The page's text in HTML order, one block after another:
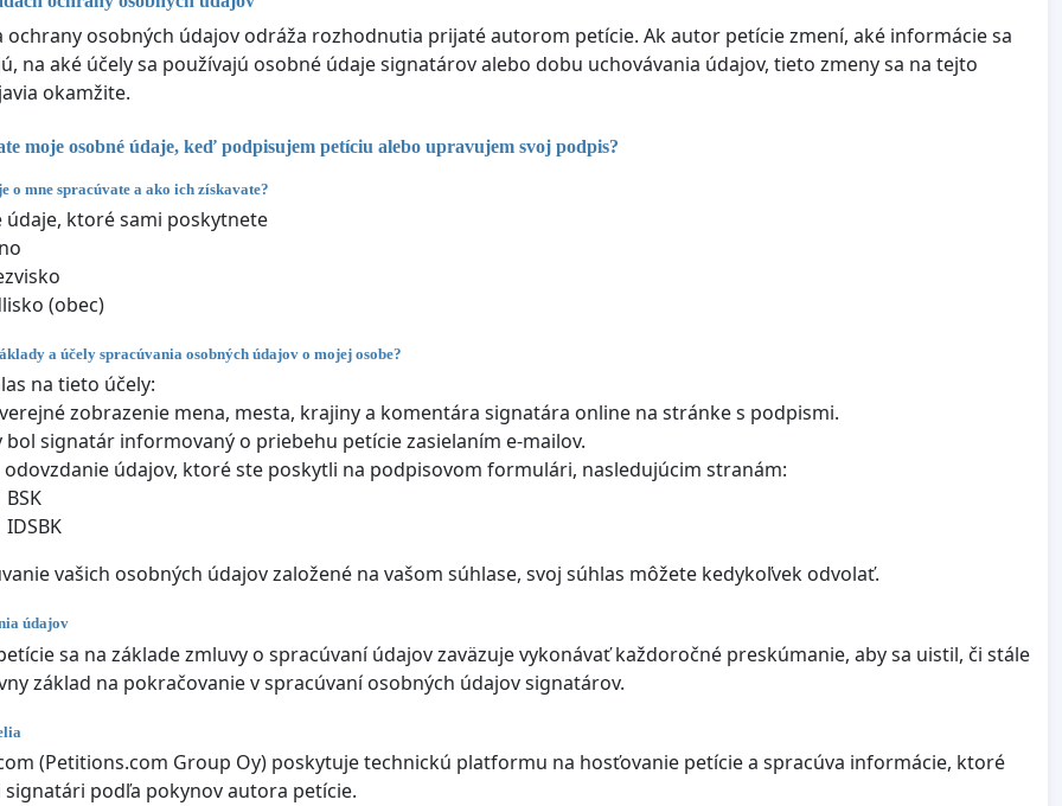
ochrany osobných údajov odráža rozhodnutia prijaté autorom petície. Ak autor petície zmení, aké informácie sa
na aké účely sa používajú osobné údaje signatárov alebo dobu uchovávania údajov, tieto zmeny sa na tejto
okamžite.
moje osobné údaje, keď podpisujem petíciu alebo upravujem svoj podpis?
o mne spracúvate a ako ich získavate?
údaje, ktoré sami poskytnete
(obec)
a účely spracúvania osobných údajov o mojej osobe?
na tieto účely:
zobrazenie mena, mesta, krajiny a komentára signatára online na stránke s podpismi.
bol signatár informovaný o priebehu petície zasielaním e-mailov.
odovzdanie údajov, ktoré ste poskytli na podpisovom formulári, nasledujúcim stranám:
BSK
IDSBK
vašich osobných údajov založené na vašom súhlase, svoj súhlas môžete kedykoľvek odvolať.
údajov
sa na základe zmluvy o spracúvaní údajov zaväzuje vykonávať každoročné preskúmanie, aby sa uistil, či stále
základ na pokračovanie v spracúvaní osobných údajov signatárov.
(Petitions.com Group Oy) poskytuje technickú platformu na hosťovanie petície a spracúva informácie, ktoré
signatári podľa pokynov autora petície.